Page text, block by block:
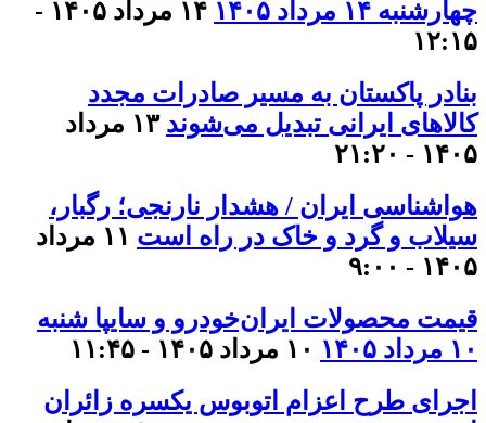
چهارشنبه ۱۴ مرداد ۱۴۰۵
۱۴ مرداد ۱۴۰۵ -
۱۲:۱۵
بنادر پاکستان به مسیر صادرات مجدد
کالاهای ایرانی تبدیل می‌شوند
۱۳ مرداد
۱۴۰۵ - ۲۱:۲۰
هواشناسی ایران / هشدار نارنجی؛ رگبار،
سیلاب و گرد و خاک در راه است
۱۱ مرداد
۱۴۰۵ - ۹:۰۰
قیمت محصولات ایران‌خودرو و سایپا شنبه
۱۰ مرداد ۱۴۰۵
۱۰ مرداد ۱۴۰۵ - ۱۱:۴۵
اجرای طرح اعزام اتوبوس یکسره زائران